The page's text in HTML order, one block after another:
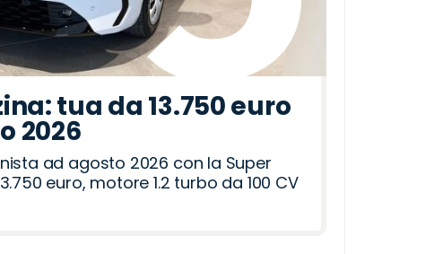
tua da 13.750 euro
2026
ad agosto 2026 con la Super
euro, motore 1.2 turbo da 100 CV